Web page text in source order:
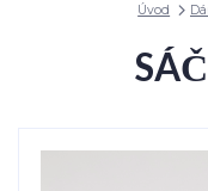
Úvod